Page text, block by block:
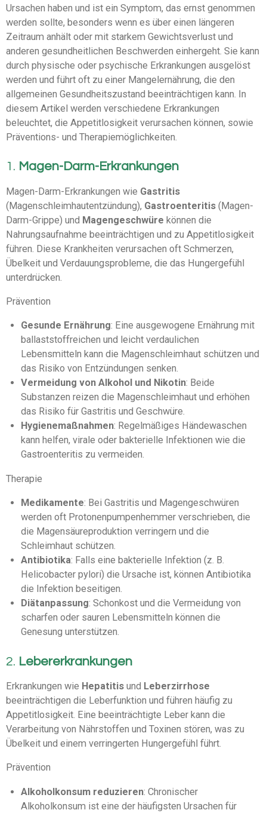
Ursachen haben und ist ein Symptom, das ernst genommen
werden sollte, besonders wenn es über einen längeren
Zeitraum anhält oder mit starkem Gewichtsverlust und
anderen gesundheitlichen Beschwerden einhergeht. Sie kann
durch physische oder psychische Erkrankungen ausgelöst
werden und führt oft zu einer Mangelernährung, die den
allgemeinen Gesundheitszustand beeinträchtigen kann. In
diesem Artikel werden verschiedene Erkrankungen
beleuchtet, die Appetitlosigkeit verursachen können, sowie
Präventions- und Therapiemöglichkeiten.
1. Magen-Darm-Erkrankungen
Magen-Darm-Erkrankungen wie Gastritis
(Magenschleimhautentzündung), Gastroenteritis (Magen-
Darm-Grippe) und Magengeschwüre können die
Nahrungsaufnahme beeinträchtigen und zu Appetitlosigkeit
führen. Diese Krankheiten verursachen oft Schmerzen,
Übelkeit und Verdauungsprobleme, die das Hungergefühl
unterdrücken.
Prävention
Gesunde Ernährung: Eine ausgewogene Ernährung mit
ballaststoffreichen und leicht verdaulichen
Lebensmitteln kann die Magenschleimhaut schützen und
das Risiko von Entzündungen senken.
Vermeidung von Alkohol und Nikotin: Beide
Substanzen reizen die Magenschleimhaut und erhöhen
das Risiko für Gastritis und Geschwüre.
Hygienemaßnahmen: Regelmäßiges Händewaschen
kann helfen, virale oder bakterielle Infektionen wie die
Gastroenteritis zu vermeiden.
Therapie
Medikamente: Bei Gastritis und Magengeschwüren
werden oft Protonenpumpenhemmer verschrieben, die
die Magensäureproduktion verringern und die
Schleimhaut schützen.
Antibiotika: Falls eine bakterielle Infektion (z. B.
Helicobacter pylori) die Ursache ist, können Antibiotika
die Infektion beseitigen.
Diätanpassung: Schonkost und die Vermeidung von
scharfen oder sauren Lebensmitteln können die
Genesung unterstützen.
2. Lebererkrankungen
Erkrankungen wie Hepatitis und Leberzirrhose
beeinträchtigen die Leberfunktion und führen häufig zu
Appetitlosigkeit. Eine beeinträchtigte Leber kann die
Verarbeitung von Nährstoffen und Toxinen stören, was zu
Übelkeit und einem verringerten Hungergefühl führt.
Prävention
Alkoholkonsum reduzieren: Chronischer
Alkoholkonsum ist eine der häufigsten Ursachen für